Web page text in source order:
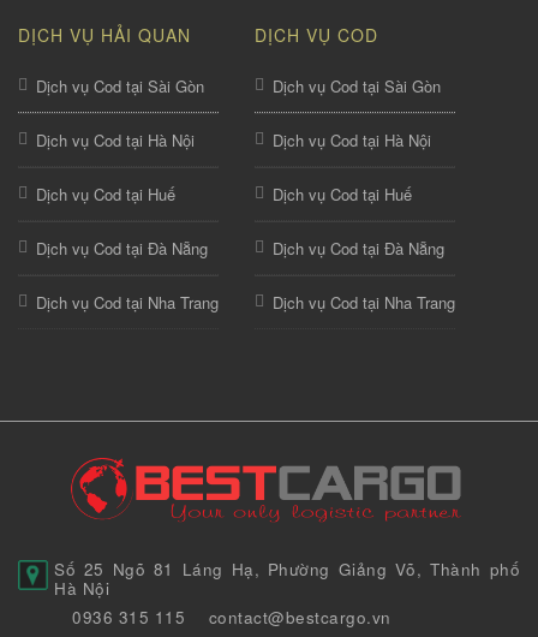
DỊCH VỤ HẢI QUAN
Dịch vụ Cod tại Sài Gòn
Dịch vụ Cod tại Hà Nội
Dịch vụ Cod tại Huế
Dịch vụ Cod tại Đà Nẵng
Dịch vụ Cod tại Nha Trang
DỊCH VỤ COD
Dịch vụ Cod tại Sài Gòn
Dịch vụ Cod tại Hà Nội
Dịch vụ Cod tại Huế
Dịch vụ Cod tại Đà Nẵng
Dịch vụ Cod tại Nha Trang
Số 25 Ngõ 81 Láng Hạ, Phường Giảng Võ, Thành phố
Hà Nội
0936 315 115
contact@bestcargo.vn